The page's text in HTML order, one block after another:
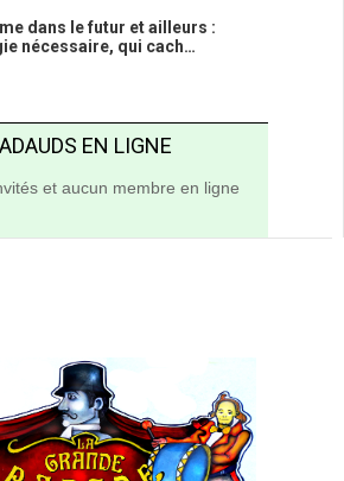
dans le futur et ailleurs :
nécessaire, qui cach…
EN LIGNE
et aucun membre en ligne